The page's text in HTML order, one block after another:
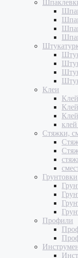
Клеи
Стяжки,
Грунтовки
Профили